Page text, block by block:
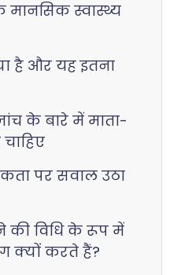
स्वास्थ्य
है और यह इतना
के बारे में माता-
पर सवाल उठा
विधि के रूप में
क्यों करते हैं?